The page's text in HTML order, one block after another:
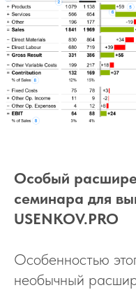
Особый
семинара для
USENKOV.PRO
Особенностью
необычный